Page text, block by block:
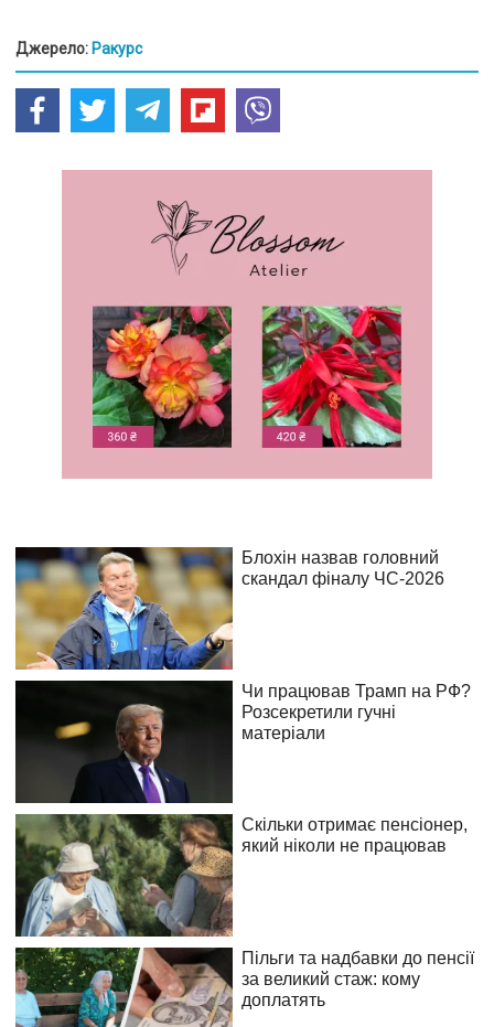
Джерело: Ракурс